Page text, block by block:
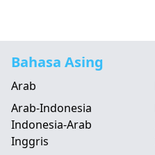
Bahasa Asing
Arab
Arab-Indonesia
Indonesia-Arab
Inggris